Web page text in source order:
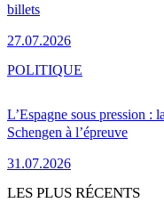
billets
27.07.2026
L’Espagne sous pression :
Schengen à l’épreuve
31.07.2026
POLITIQUE
LES PLUS RÉCENTS